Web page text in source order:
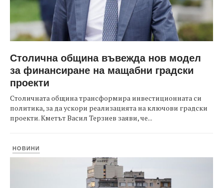
Столична община въвежда нов модел
за финансиране на мащабни градски
проекти
Столичната община трансформира инвестиционната си
политика, за да ускори реализацията на ключови градски
проекти. Кметът Васил Терзиев заяви, че...
НОВИНИ